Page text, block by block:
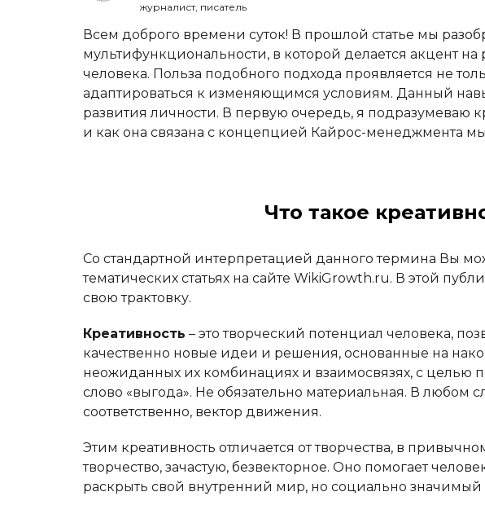
журналист, писатель
Всем доброго времени суток! В прошлой статье мы
мультифункциональности, в которой делается акцент на
человека. Польза подобного подхода проявляется не
адаптироваться к изменяющимся условиям. Данный
развития личности. В первую очередь, я подразумеваю
и как она связана с концепцией Кайрос-менеджмента мы
Что такое
Со стандартной интерпретацией данного термина Вы
тематических статьях на сайте WikiGrowth.ru. В этой
свою трактовку.
Креативность – это творческий потенциал человека,
качественно новые идеи и решения, основанные на
неожиданных их комбинациях и взаимосвязях, с целью
слово «выгода». Не обязательно материальная. В любом
соответственно, вектор движения.
Этим креативность отличается от творчества, в
творчество, зачастую, безвекторное. Оно помогает
раскрыть свой внутренний мир, но социально значимый